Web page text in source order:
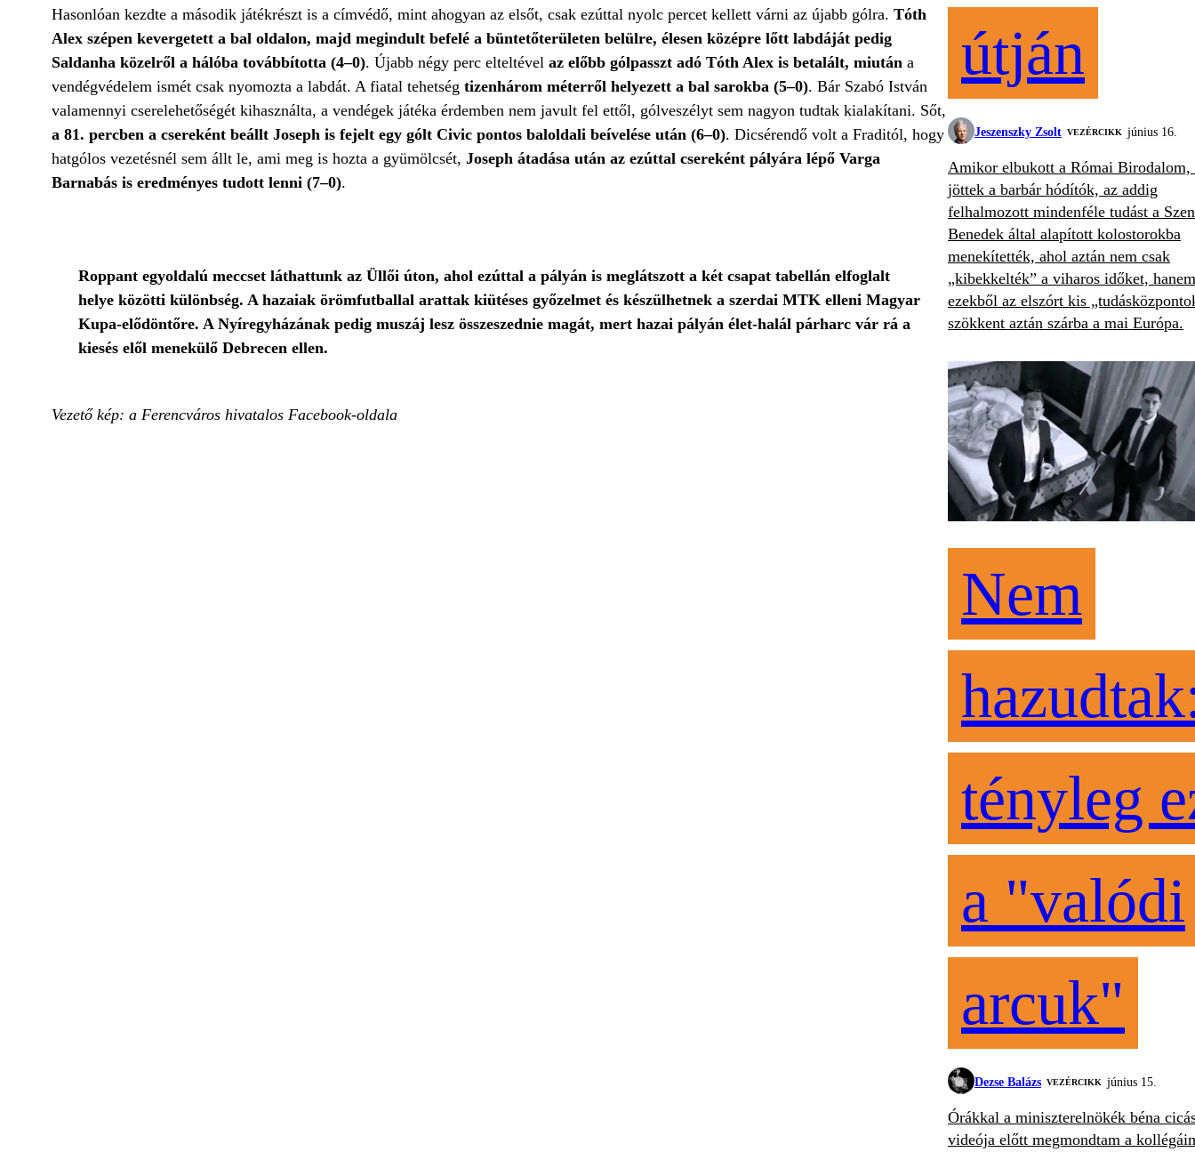
Hasonlóan kezdte a második játékrészt is a címvédő, mint ahogyan az elsőt, csak ezúttal nyolc percet kellett várni az újabb gólra. Tóth
Alex szépen kevergetett a bal oldalon, majd megindult befelé a büntetőterületen belülre, élesen középre lőtt labdáját pedig
Saldanha közelről a hálóba továbbította (4–0). Újabb négy perc elteltével az előbb gólpasszt adó Tóth Alex is betalált, miután a
vendégvédelem ismét csak nyomozta a labdát. A fiatal tehetség tizenhárom méterről helyezett a bal sarokba (5–0). Bár Szabó István
valamennyi cserelehetőségét kihasználta, a vendégek játéka érdemben nem javult fel ettől, gólveszélyt sem nagyon tudtak kialakítani. Sőt,
a 81. percben a csereként beállt Joseph is fejelt egy gólt Civic pontos baloldali beívelése után (6–0). Dicsérendő volt a Fraditól, hogy
hatgólos vezetésnél sem állt le, ami meg is hozta a gyümölcsét, Joseph átadása után az ezúttal csereként pályára lépő Varga
Barnabás is eredményes tudott lenni (7–0).
Roppant egyoldalú meccset láthattunk az Üllői úton, ahol ezúttal a pályán is meglátszott a két csapat tabellán elfoglalt
helye közötti különbség. A hazaiak örömfutballal arattak kiütéses győzelmet és készülhetnek a szerdai MTK elleni Magyar
Kupa-elődöntőre. A Nyíregyházának pedig muszáj lesz összeszednie magát, mert hazai pályán élet-halál párharc vár rá a
kiesés elől menekülő Debrecen ellen.
Vezető kép: a Ferencváros hivatalos Facebook-oldala
útján
Jeszenszky Zsolt VEZÉRCIKK június 16.
Amikor elbukott a Római Birodalom,
jöttek a barbár hódítók, az addig
felhalmozott mindenféle tudást a
Benedek által alapított kolostorokba
menekítették, ahol aztán nem csak
„kibekkelték” a viharos időket, hanem
ezekből az elszórt kis
szökkent aztán szárba a mai Európa.
Nem
tényleg
a "valódi
arcuk"
Dezse Balázs VEZÉRCIKK június 15.
Órákkal a miniszterelnökék béna
videója előtt megmondtam a